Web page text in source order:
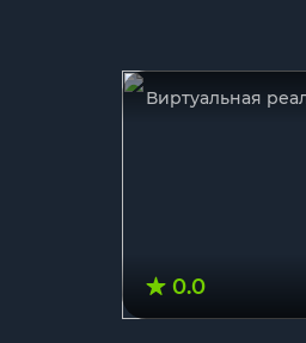
Виртуальная
0.0